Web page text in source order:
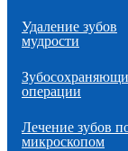
Удаление зубов
мудрости
операции
Лечение зубов
микроскопом